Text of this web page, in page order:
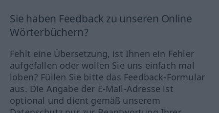
Sie haben Feedback zu unseren Online
Wörterbüchern?
Fehlt eine Übersetzung, ist Ihnen ein Fehler
aufgefallen oder wollen Sie uns einfach mal
loben? Füllen Sie bitte das Feedback-Formular
aus. Die Angabe der E-Mail-Adresse ist
optional und dient gemäß unserem